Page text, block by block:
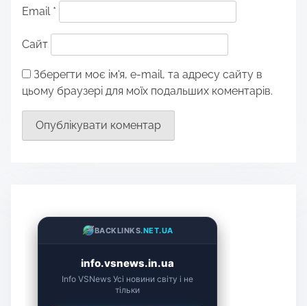
Email *
Сайт
Зберегти моє ім'я, e-mail, та адресу сайту в
цьому браузері для моїх подальших коментарів.